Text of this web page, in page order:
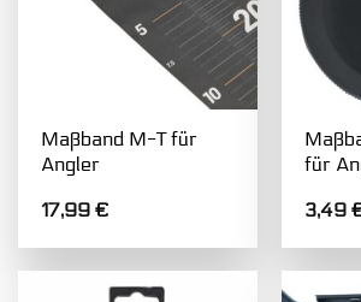
Maßband M-T für
Angler
17,99€
für
3,49